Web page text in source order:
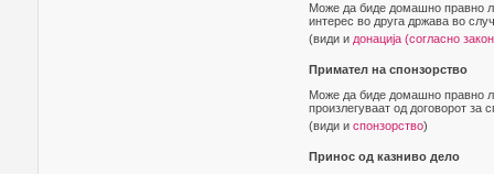
Може да биде домашно правно
интерес во друга држава во
(види и донација (согласно
Примател на спонзорство
Може да биде домашно правно
произлегуваат од договорот за
(види и спонзорство)
Принос од казниво дело